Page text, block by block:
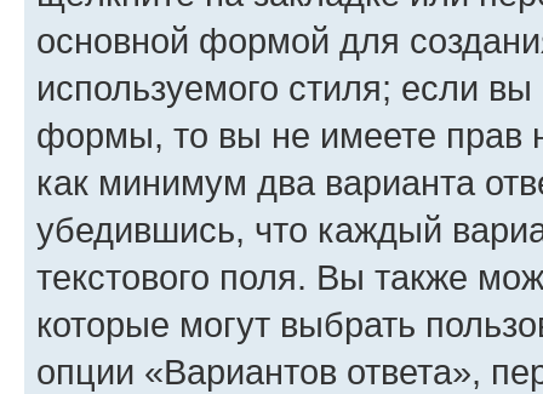
основной формой для
используемого стиля; если
формы, то вы не имеете прав
как минимум два варианта
убедившись, что каждый
текстового поля. Вы также
которые могут выбрать
опции «Вариантов ответа»,